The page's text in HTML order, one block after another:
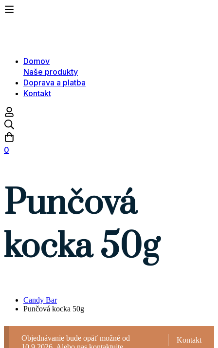
Domov
Naše produkty
Doprava a platba
Kontakt
0
Punčová
kocka 50g
Candy Bar
Punčová kocka 50g
Kontakt
Objednávanie bude opäť možné od